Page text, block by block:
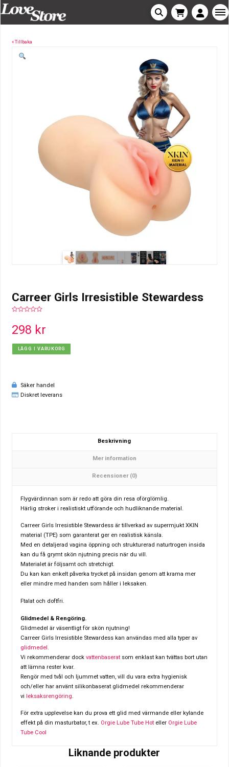
« Tillbaka
Carreer Girls Irresistible Stewardess
of
5
298 kr
LÄGG I VARUKORG
Säker handel
Diskret leverans
Beskrivning
Mer information
Recensioner (0)
Flygvärdinnan som är redo att göra din resa oförglömlig.
Härlig stroker i realistiskt utförande och hudliknande material.
Carreer Girls Irresistible Stewardess är tillverkad av supermjukt XKIN
material (TPE) som garanterat ger en realistisk känsla.
Med en detaljerad vagina öppning och strukturerad naturtrogen insida
kan du få grymt skön njutning precis när du vill.
Materialet är följsamt och stretchigt.
Du kan kan enkelt påverka trycket på insidan genom att krama mer
eller mindre med handen som håller i leksaken.
Ftalat och doftfri.
Glidmedel & Rengöring.
Glidmedel är väsentligt för skön njutning!
Carreer Girls Irresistible Stewardess kan användas med alla typer av
glidmedel.
Vi rekommenderar dockvattenbaserat som enklast kan tvättas bort utan
att lämna rester kvar.
Rengör med tvål och ljummet vatten, vill du vara extra hygienisk
och/eller har använt silikonbaserat glidmedel rekommenderar
vi leksaksrengöring.
För extra upplevelse kan du prova ett glid med värmande eller kylande
effekt på din masturbator, t ex. Orgie Lube Tube Hot eller Orgie Lube
Tube Cool
Liknande produkter